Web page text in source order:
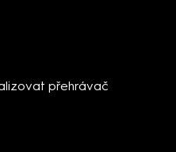
přehrávač